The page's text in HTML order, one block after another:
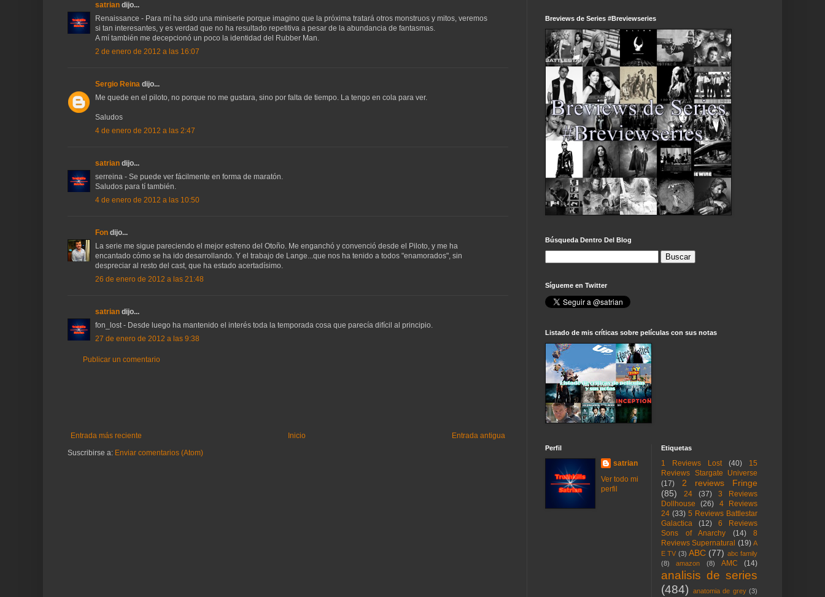
satrian dijo...
Renaissance - Para mí ha sido una miniserie porque imagino que la próxima tratará otros monstruos y mitos, veremos
si tan interesantes, y es verdad que no ha resultado repetitiva a pesar de la abundancia de fantasmas.
A mí también me decepcionó un poco la identidad del Rubber Man.
2 de enero de 2012 a las 16:07
Sergio Reina dijo...
Me quede en el piloto, no porque no me gustara, sino por falta de tiempo. La tengo en cola para ver.
Saludos
4 de enero de 2012 a las 2:47
satrian dijo...
serreina - Se puede ver fácilmente en forma de maratón.
Saludos para tí también.
4 de enero de 2012 a las 10:50
Fon dijo...
La serie me sigue pareciendo el mejor estreno del Otoño. Me enganchó y convenció desde el Piloto, y me ha
encantado cómo se ha ido desarrollando. Y el trabajo de Lange...que nos ha tenido a todos "enamorados", sin
despreciar al resto del cast, que ha estado acertadísimo.
26 de enero de 2012 a las 21:48
satrian dijo...
fon_lost - Desde luego ha mantenido el interés toda la temporada cosa que parecía difícil al principio.
27 de enero de 2012 a las 9:38
Publicar un comentario
Entrada más reciente Entrada antigua
Inicio
Suscribirse a: Enviar comentarios (Atom)
Breviews de Series #Breviewseries
Búsqueda Dentro Del Blog
Sígueme en Twitter
Listado de mis críticas sobre películas con sus notas
Perfil
satrian
Ver todo mi
perfil
Etiquetas
1 Reviews Lost (40)
15
Reviews Stargate Universe
(17)
2 reviews Fringe
(85)
24 (37)
3 Reviews
Dollhouse
(26)
4 Reviews
24 (33) 5 Reviews Battlestar
Galactica
(12)
6 Reviews
Sons of Anarchy
(14)
8
Reviews Supernatural (19) A
E TV (3) ABC (77) abc family
(8)
amazon (8) AMC (14)
analisis de series
(484)
anatomia de grey (3)